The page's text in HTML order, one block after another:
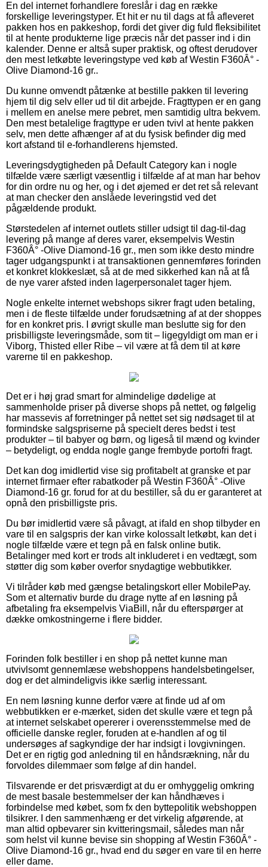
En del internet forhandlere foreslår i dag en række
forskellige leveringstyper. Et hit er nu til dags at få afleveret
pakken hos en pakkeshop, fordi det giver dig fuld fleksibilitet
til at hente produkterne lige præcis når det passer ind i din
kalender. Denne er altså super praktisk, og oftest derudover
den mest letkøbte leveringstype ved køb af Westin F360Â° -
Olive Diamond-16 gr..
Du kunne omvendt påtænke at bestille pakken til levering
hjem til dig selv eller ud til dit arbejde. Fragttypen er en gang
i mellem en anelse mere pebret, men samtidig ultra bekvem.
Den mest betalelige fragttype er uden tvivl at hente pakken
selv, men dette afhænger af at du fysisk befinder dig med
kort afstand til e-forhandlerens hjemsted.
Leveringsdygtigheden på Default Category kan i nogle
tilfælde være særligt væsentlig i tilfælde af at man har behov
for din ordre nu og her, og i det øjemed er det ret så relevant
at man checker den anslåede leveringstid ved det
pågældende produkt.
Størstedelen af internet outlets stiller udsigt til dag-til-dag
levering på mange af deres varer, eksempelvis Westin
F360Â° -Olive Diamond-16 gr., men som ikke desto mindre
tager udgangspunkt i at transaktionen gennemføres forinden
et konkret klokkeslæt, så at de med sikkerhed kan nå at få
de nye varer afsted inden lagerpersonalet tager hjem.
Nogle enkelte internet webshops sikrer fragt uden betaling,
men i de fleste tilfælde under forudsætning af at der shoppes
for en konkret pris. I øvrigt skulle man beslutte sig for den
prisbilligste leveringsmåde, som tit – ligegyldigt om man er i
Viborg, Thisted eller Ribe – vil være at få dem til at køre
varerne til en pakkeshop.
Det er i høj grad smart for almindelige dødelige at
sammenholde priser på diverse shops på nettet, og følgelig
har massevis af forretninger på nettet set sig nødsaget til at
formindske salgspriserne på specielt deres bedst i test
produkter – til babyer og børn, og ligeså til mænd og kvinder
– betydeligt, og endda nogle gange frembyde portofri fragt.
Det kan dog imidlertid vise sig profitabelt at granske et par
internet firmaer efter rabatkoder på Westin F360Â° -Olive
Diamond-16 gr. forud for at du bestiller, så du er garanteret at
opnå den prisbilligste pris.
Du bør imidlertid være så påvagt, at ifald en shop tilbyder en
vare til en salgspris der kan virke kolossalt letkøbt, kan det i
nogle tilfælde være et tegn på en falsk online butik.
Betalinger med kort er trods alt inkluderet i en vedtægt, som
støtter dig som køber overfor snydagtige webbutikker.
Vi tilråder køb med gængse betalingskort eller MobilePay.
Som et alternativ burde du drage nytte af en løsning på
afbetaling fra eksempelvis ViaBill, når du efterspørger at
dække omkostningerne i flere bidder.
Forinden folk bestiller i en shop på nettet kunne man
utvivlsomt gennemlæse webshoppens handelsbetingelser,
dog er det almindeligvis ikke særlig interessant.
En nem løsning kunne derfor være at finde ud af om
webbutikken er e-mærket, siden det skulle være et tegn på
at internet selskabet opererer i overensstemmelse med de
officielle danske regler, foruden at e-handlen af og til
undersøges af sagkyndige der har indsigt i lovgivningen.
Det er en rigtig god anledning til en håndsrækning, når du
forvoldes dilemmaer som følge af din handel.
Tilsvarende er det prisværdigt at du er omhyggelig omkring
de mest basale bestemmelser der kan håndhæves i
forbindelse med købet, som fx den byttepolitik webshoppen
tilsikrer. I den sammenhæng er det virkelig afgørende, at
man altid opbevarer sin kvitteringsmail, således man når
som helst vil kunne bevise sin shopping af Westin F360Â° -
Olive Diamond-16 gr., hvad end du søger en vare til en herre
eller dame.